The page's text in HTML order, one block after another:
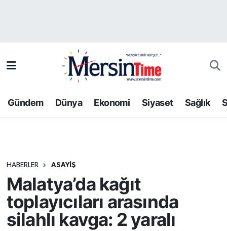
Gündem Dünya Ekonomi Siyaset Sağlık
HABERLER ASAYIŞ
Malatya’da kağıt
toplayıcıları arasında
silahlı kavga: 2 yaralı
Bilim-Teknoloji
Dünya
Ekonomi
Gündem
Kültür-Sanat
Trafik Durumu
Tüm Manşetler
Haber Arşivi